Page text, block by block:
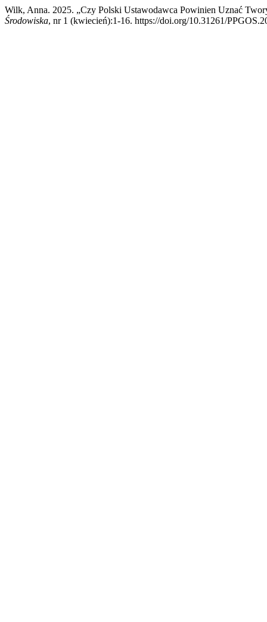
Wilk, Anna. 2025. „Czy Polski Ustawodawca Powinien Uznać
Środowiska, nr 1 (kwiecień):1-16. https://doi.org/10.31261/